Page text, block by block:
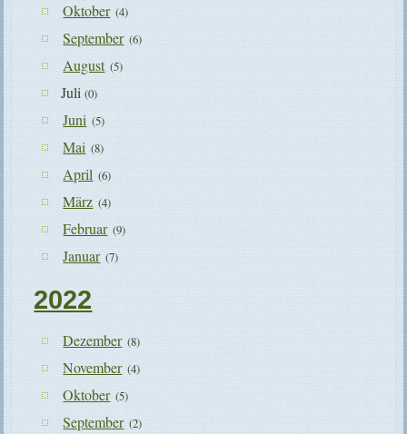
Oktober (4)
September (6)
August (5)
Juli(0)
Juni (5)
Mai (8)
April (6)
März (4)
Februar (9)
Januar (7)
2022
Dezember (8)
November (4)
Oktober (5)
September (2)